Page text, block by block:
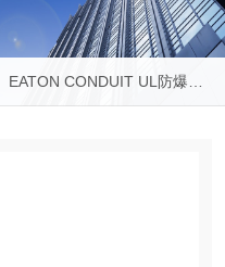
EATON CONDUIT UL防爆管件